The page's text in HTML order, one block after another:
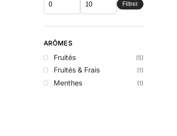
Filtrer
ARÔMES
Fruités (5)
Fruités & Frais (1)
Menthes (1)